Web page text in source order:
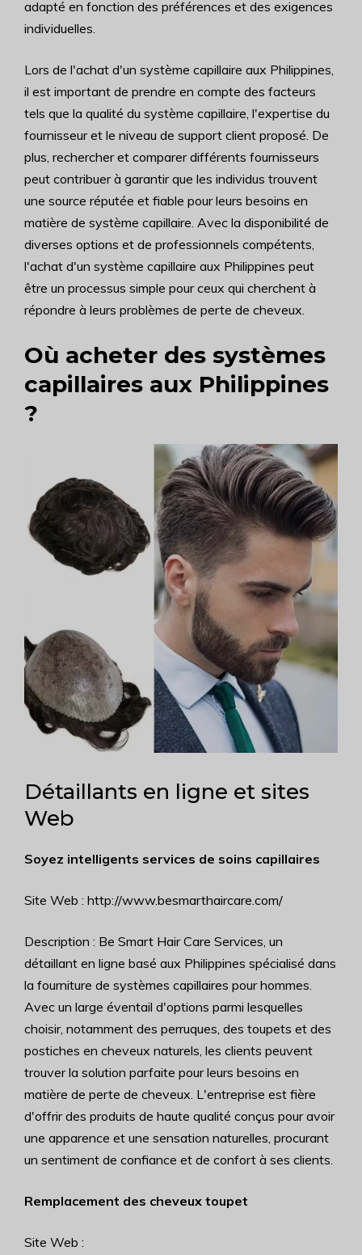
adapté en fonction des préférences et des exigences
individuelles.
Lors de l'achat d'un système capillaire aux Philippines,
il est important de prendre en compte des facteurs
tels que la qualité du système capillaire, l'expertise du
fournisseur et le niveau de support client proposé. De
plus, rechercher et comparer différents fournisseurs
peut contribuer à garantir que les individus trouvent
une source réputée et fiable pour leurs besoins en
matière de système capillaire. Avec la disponibilité de
diverses options et de professionnels compétents,
l'achat d'un système capillaire aux Philippines peut
être un processus simple pour ceux qui cherchent à
répondre à leurs problèmes de perte de cheveux.
Où acheter des systèmes
capillaires aux Philippines
?
Détaillants en ligne et sites
Web
Soyez intelligents services de soins capillaires
Site Web : http://www.besmarthaircare.com/
Description : Be Smart Hair Care Services, un
détaillant en ligne basé aux Philippines spécialisé dans
la fourniture de systèmes capillaires pour hommes.
Avec un large éventail d'options parmi lesquelles
choisir, notamment des perruques, des toupets et des
postiches en cheveux naturels, les clients peuvent
trouver la solution parfaite pour leurs besoins en
matière de perte de cheveux. L'entreprise est fière
d'offrir des produits de haute qualité conçus pour avoir
une apparence et une sensation naturelles, procurant
un sentiment de confiance et de confort à ses clients.
Remplacement des cheveux toupet
Site Web :